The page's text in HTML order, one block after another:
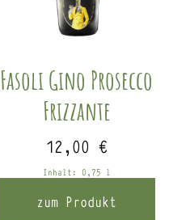
Fasoli Gino Prosecco
Frizzante
12,00€
Inhalt: 0,75 l
zum Produkt